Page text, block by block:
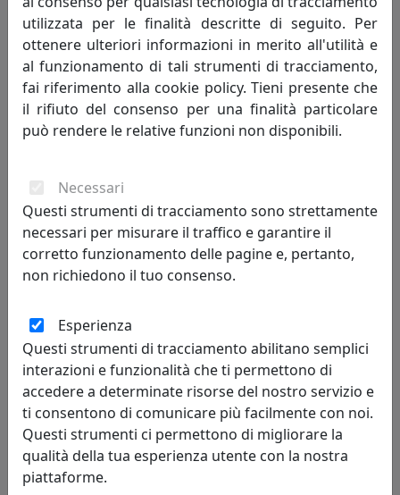
SEDIA CITY DECÒ SPIRITO BOHEMIEN, GAMBE IN FRASSINO,
CODICE OCIDEV03
Quadrifoglio
790,00 €
SEDIA COMPASSO, GEOMETRIE D'ARTE, CODICE OCOMPV11
Quadrifoglio
625,00 €
utilizzata per le finalità descritte di seguito. Per
ottenere ulteriori informazioni in merito all'utilità e
al funzionamento di tali strumenti di tracciamento,
fai riferimento alla cookie policy. Tieni presente che
il rifiuto del consenso per una finalità particolare
può rendere le relative funzioni non disponibili.
Necessari
Questi strumenti di tracciamento sono strettamente
necessari per misurare il traffico e garantire il
corretto funzionamento delle pagine e, pertanto,
non richiedono il tuo consenso.
Esperienza
Questi strumenti di tracciamento abilitano semplici
interazioni e funzionalità che ti permettono di
accedere a determinate risorse del nostro servizio e
ti consentono di comunicare più facilmente con noi.
Questi strumenti ci permettono di migliorare la
qualità della tua esperienza utente con la nostra
piattaforme.